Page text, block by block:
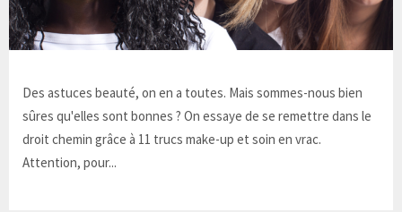
Des astuces beauté, on en a toutes. Mais sommes-nous bien
sûres qu'elles sont bonnes ? On essaye de se remettre dans le
droit chemin grâce à 11 trucs make-up et soin en vrac.
Attention, pour...